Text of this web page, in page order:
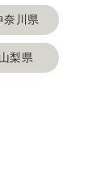
奈川県
山梨県